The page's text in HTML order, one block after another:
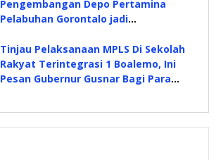
Pengembangan Depo Pertamina
Pelabuhan Gorontalo jadi
Tinjau Pelaksanaan MPLS Di Sekolah
Rakyat Terintegrasi 1 Boalemo, Ini
Pesan Gubernur Gusnar Bagi Para